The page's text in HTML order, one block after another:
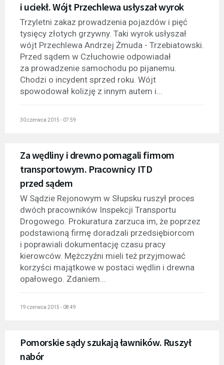
i uciekł. Wójt Przechlewa usłyszał wyrok
Trzyletni zakaz prowadzenia pojazdów i pięć
tysięcy złotych grzywny. Taki wyrok usłyszał
wójt Przechlewa Andrzej Żmuda - Trzebiatowski.
Przed sądem w Człuchowie odpowiadał
za prowadzenie samochodu po pijanemu.
Chodzi o incydent sprzed roku. Wójt
spowodował kolizję z innym autem i...
30 czerwca 2015 - 07:59
Za wędliny i drewno pomagali firmom
transportowym. Pracownicy ITD
przed sądem
W Sądzie Rejonowym w Słupsku ruszył proces
dwóch pracowników Inspekcji Transportu
Drogowego. Prokuratura zarzuca im, że poprzez
podstawioną firmę doradzali przedsiębiorcom
i poprawiali dokumentację czasu pracy
kierowców. Mężczyźni mieli też przyjmować
korzyści majątkowe w postaci wędlin i drewna
opałowego. Zdaniem...
19 czerwca 2015 - 08:49
Pomorskie sądy szukają ławników. Ruszył
nabór